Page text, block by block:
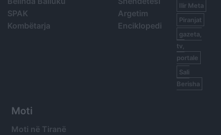
SPAK
Kombëtarja
Argetim
Enciklopedi
Ilir Meta
Piranjat
gazeta,
tv,
portale
Sali
Berisha
Moti
Moti në Tiranë